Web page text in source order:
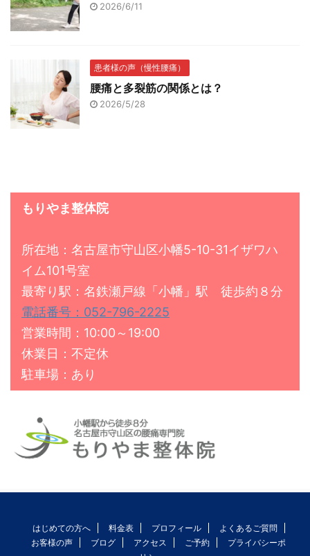
2026/6/11
患者様の声（慢性腰痛）
腰痛と多裂筋の関係とは？
2026/5/28
もりやま整体院
所在地：名古屋市守山区小幡5-10-31イザワハ
イム101号室
最寄り駅：名鉄瀬戸線「小幡」駅 徒歩約８分
電話番号：052-796-2225
営業時間：10:00～19:00
休業日：不定休
駐車場：あり
はじめての方へ 料金表 プロフィール
よくあるご質問
お客様の声
ブログ アクセス ご予約
プライバシーポ